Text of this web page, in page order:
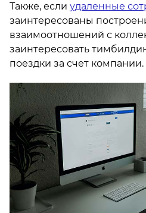
Также, если удаленные
заинтересованы
взаимоотношений с
заинтересовать
поездки за счет компании.